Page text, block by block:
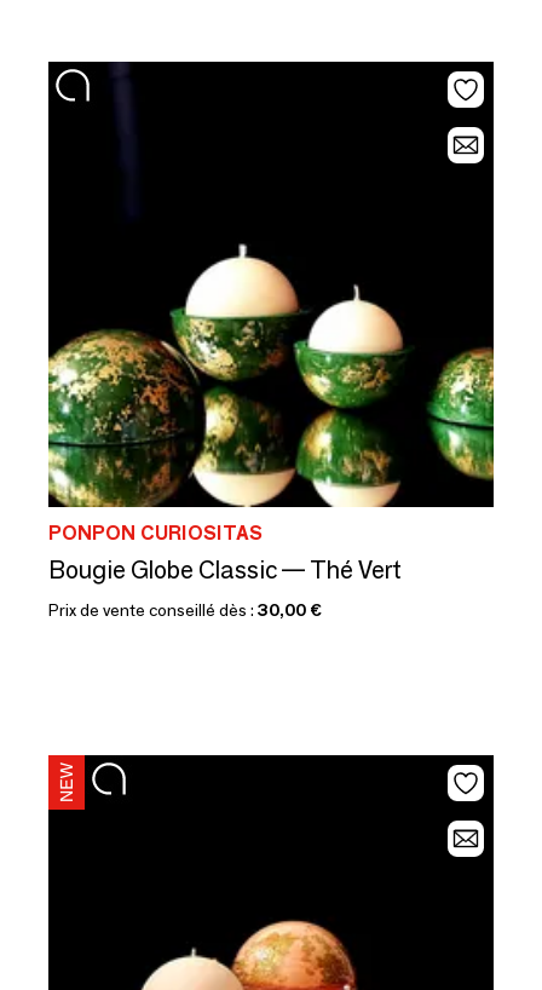
PONPON CURIOSITAS
Bougie Globe Classic — Thé Vert
Prix de vente conseillé dès : 30,00 €